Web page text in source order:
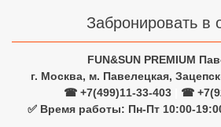
Забронировать в
FUN&SUN PREMIUM
г. Москва, м. Павелецкая,
☎ +7(499)11-33-403
☎
✅ Время работы: Пн-Пт 10:00-
Сетевые отели Маврикия